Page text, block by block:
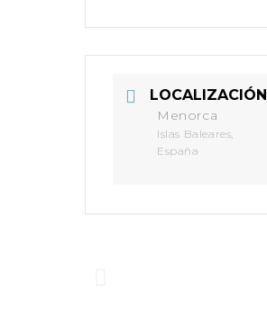
LOCALIZACIÓN
Menorca
Islas Baleares,
España